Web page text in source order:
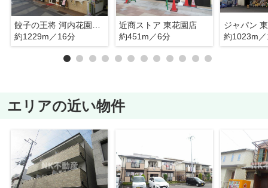
餃子の王将 河内花園駅前店
約1229m／16分
近商ストア 東花園店
約451m／6分
ジャパン
約1023m
エリアの近い物件